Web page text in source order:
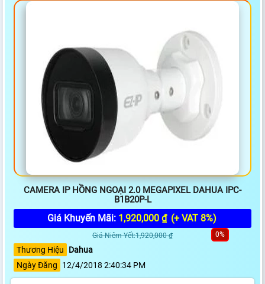
CAMERA IP HỒNG NGOẠI 2.0 MEGAPIXEL DAHUA IPC-
B1B20P-L
Giá Khuyến Mãi: 1,920,000 ₫ (+ VAT 8%)
Giá Niêm Yết:1,920,000 ₫ 0%
Thương Hiệu
Dahua
Ngày Đăng
12/4/2018 2:40:34 PM